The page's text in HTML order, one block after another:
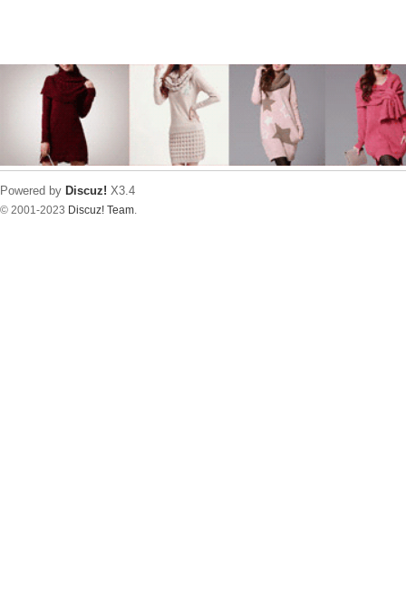
Powered by Discuz! X3.4
© 2001-2023 Discuz! Team.